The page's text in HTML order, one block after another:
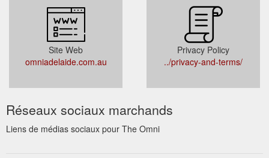
Site Web
omniadelaide.com.au
Privacy Policy
../privacy-and-terms/
Réseaux sociaux marchands
Liens de médias sociaux pour The Omni